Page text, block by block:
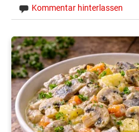
Kommentar hinterlassen